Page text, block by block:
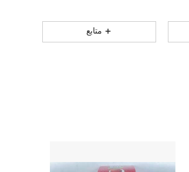
متابع